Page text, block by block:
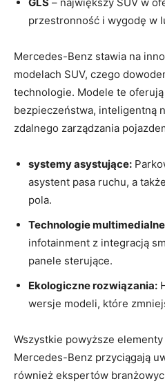
przestronność i wygodę w
Mercedes-Benz stawia na
modelach SUV, czego
technologie. Modele te
bezpieczeństwa, inteligentną
zdalnego zarządzania
systemy asystujące:
asystent pasa ruchu, a
pola.
Technologie
infotainment z integracją
panele sterujące.
Ekologiczne rozwiązania:
wersje modeli, które
Wszystkie powyższe
Mercedes-Benz przyciągają
również ekspertów